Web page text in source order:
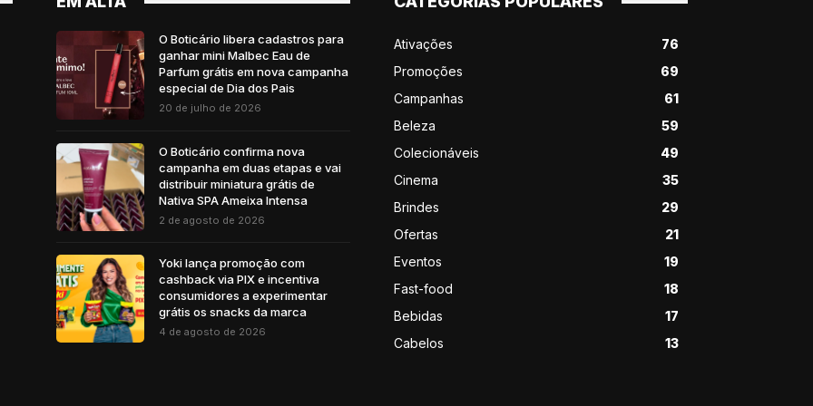
O Boticário libera cadastros para
ganhar mini Malbec Eau de
Parfum grátis em nova campanha
especial de Dia dos Pais
20 de julho de 2026
O Boticário confirma nova
campanha em duas etapas e vai
distribuir miniatura grátis de
Nativa SPA Ameixa Intensa
2 de agosto de 2026
Yoki lança promoção com
cashback via PIX e incentiva
consumidores a experimentar
grátis os snacks da marca
4 de agosto de 2026
Ativações
76
Promoções
69
Campanhas
61
Beleza
59
Colecionáveis
49
Cinema
35
Brindes
29
Ofertas
21
Eventos
19
Fast-food
18
Bebidas
17
Cabelos
13